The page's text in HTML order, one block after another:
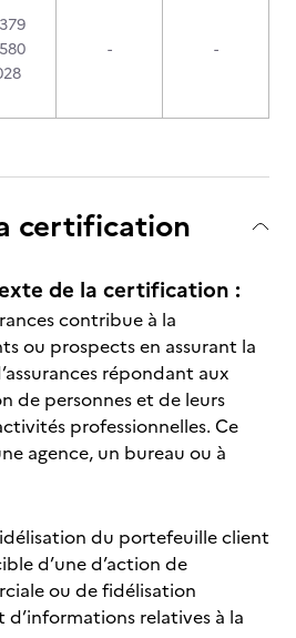
- -
certification
de la certification :
contribue à la
ou prospects en assurant la
répondant aux
de personnes et de leurs
professionnelles. Ce
agence, un bureau ou à
du portefeuille client
d’une d’action de
ou de fidélisation
relatives à la